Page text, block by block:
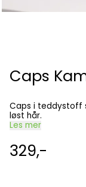
Caps
Caps i teddystoff
løst hår.
Les mer
329,-